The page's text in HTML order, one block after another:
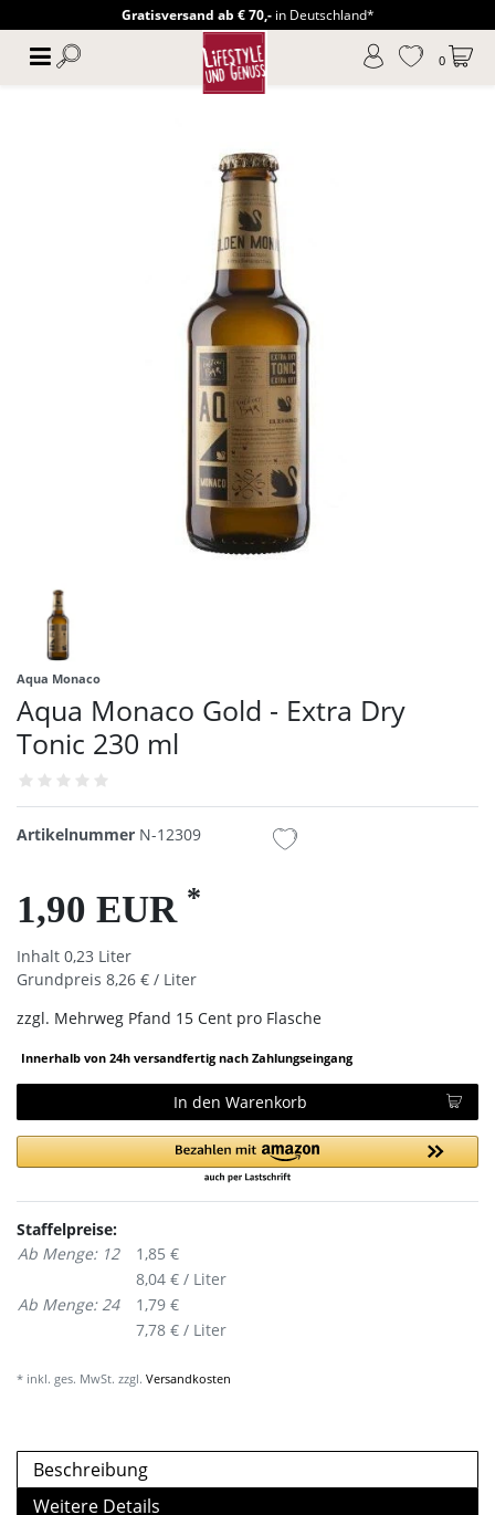
Gratisversand ab € 70,-in Deutschland*
0
Aqua Monaco
Aqua Monaco Gold - Extra Dry
Tonic 230 ml
Artikelnummer N-12309
1,90 EUR *
Inhalt 0,23 Liter
Grundpreis 8,26 € / Liter
zzgl. Mehrweg Pfand 15 Cent pro Flasche
Innerhalb von 24h versandfertig nach Zahlungseingang
In den Warenkorb
Staffelpreise:
Ab Menge: 12
1,85 €
8,04 € / Liter
Ab Menge: 24
1,79 €
7,78 € / Liter
* inkl. ges. MwSt. zzgl. Versandkosten
Beschreibung
Weitere Details